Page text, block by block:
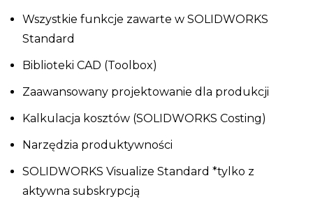
Wszystkie funkcje zawarte w SOLIDWORKS
Standard
Biblioteki CAD (Toolbox)
Zaawansowany projektowanie dla produkcji
Kalkulacja kosztów (SOLIDWORKS Costing)
Narzędzia produktywności
SOLIDWORKS Visualize Standard *tylko z
aktywna subskrypcją